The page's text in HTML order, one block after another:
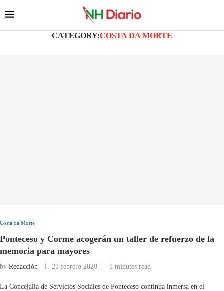
CATEGORY:COSTA DA MORTE
Costa da Morte
Ponteceso y Corme acogerán un taller de refuerzo de la
memoria para mayores
by Redacción 21 febrero 2020 1 minutes read
La Concejalía de Servicios Sociales de Ponteceso continúa inmersa en el